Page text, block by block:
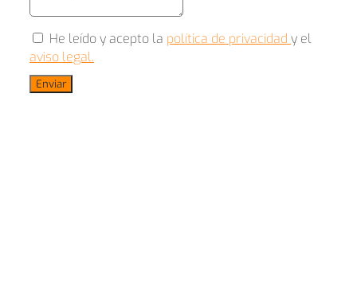
He leído y acepto la política de privacidad y el
aviso legal.
Enviar